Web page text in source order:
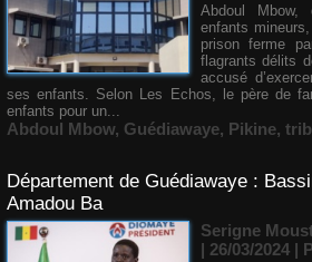
Abdoul
enfants
prison ferme
flagrants délits
accusé
ses enfants. Selon Les Echos, le père de
enfants pour un...
Abdoul Mbow, Guédiawaye, Pikine,
Département de Guédiawaye :
Amadou Ba
Serigne
| 26/03/2024 |